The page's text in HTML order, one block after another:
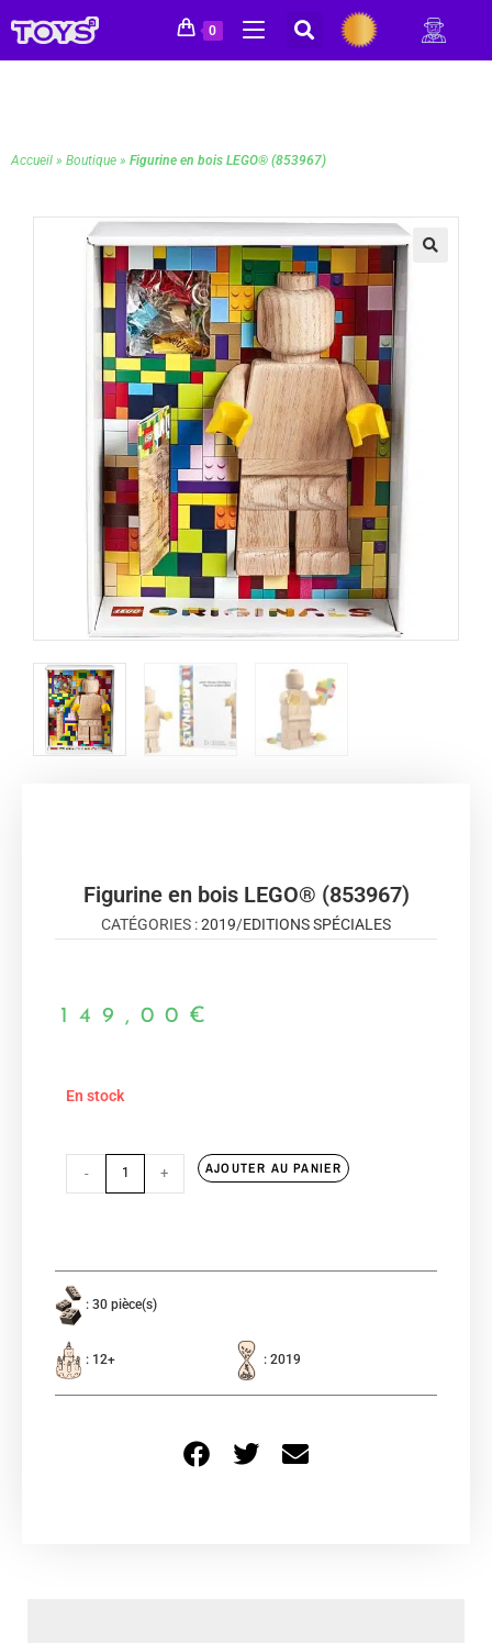
0
Accueil » Boutique » Figurine en bois LEGO® (853967)
Figurine en bois LEGO® (853967)
CATÉGORIES :2019/EDITIONS SPÉCIALES
149,00 €
En stock
- + AJOUTER AU PANIER
: 30 pièce(s)
: 12+ : 2019